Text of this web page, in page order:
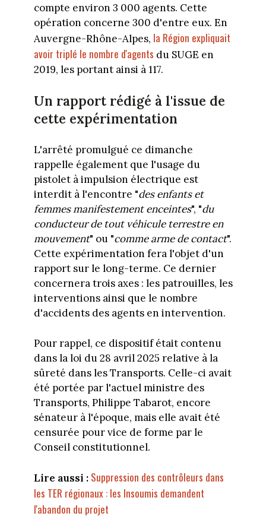
compte environ 3 000 agents. Cette
opération concerne 300 d'entre eux. En
Auvergne-Rhône-Alpes, la Région expliquait
avoir triplé le nombre d'agents du SUGE en
2019, les portant ainsi à 117.
Un rapport rédigé à l'issue de
cette expérimentation
L'arrêté promulgué ce dimanche
rappelle également que l'usage du
pistolet à impulsion électrique est
interdit à l'encontre "des enfants et
femmes manifestement enceintes", "du
conducteur de tout véhicule terrestre en
mouvement" ou "comme arme de contact".
Cette expérimentation fera l'objet d'un
rapport sur le long-terme. Ce dernier
concernera trois axes : les patrouilles, les
interventions ainsi que le nombre
d'accidents des agents en intervention.
Pour rappel, ce dispositif était contenu
dans la loi du 28 avril 2025 relative à la
sûreté dans les Transports. Celle-ci avait
été portée par l'actuel ministre des
Transports, Philippe Tabarot, encore
sénateur à l'époque, mais elle avait été
censurée pour vice de forme par le
Conseil constitutionnel.
Lire aussi : Suppression des contrôleurs dans
les TER régionaux : les Insoumis demandent
l'abandon du projet